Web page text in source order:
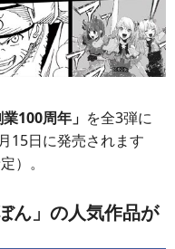
100周年」 を全3弾に
15日に発売されます
）。
ん」の人気作品が